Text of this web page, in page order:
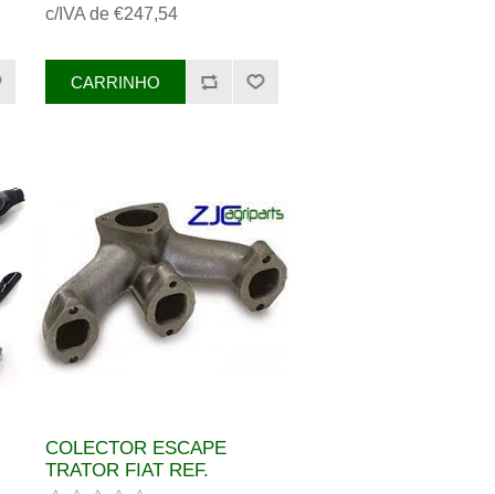
c/IVA de €247,54
COLECTOR ESCAPE
TRATOR FIAT REF.